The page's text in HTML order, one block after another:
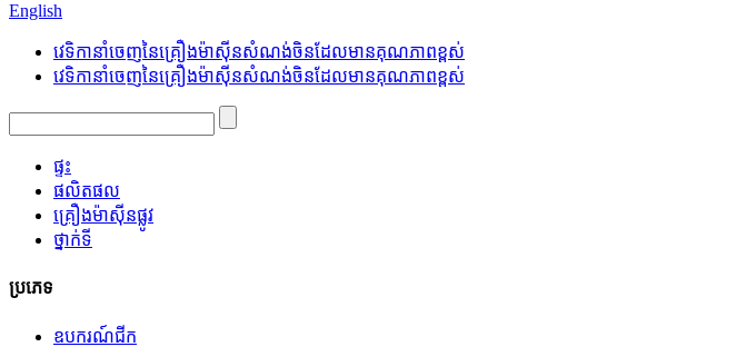
English
វេទិកានាំចេញនៃគ្រឿងម៉ាស៊ីនសំណង់ចិនដែលមានគុណភាពខ្ពស់
វេទិកានាំចេញនៃគ្រឿងម៉ាស៊ីនសំណង់ចិនដែលមានគុណភាពខ្ពស់
ផ្ទះ
ផលិតផល
គ្រឿងម៉ាស៊ីនផ្លូវ
ថ្នាក់ទី
ប្រភេទ
ឧបករណ៍ជីក